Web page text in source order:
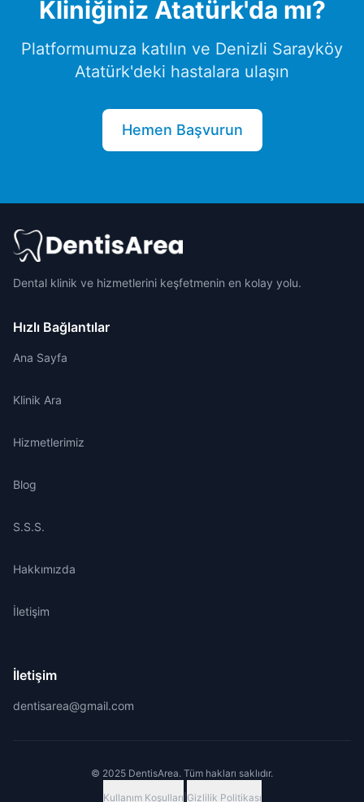
Kliniğiniz Atatürk'da mı?
Platformumuza katılın ve Denizli Sarayköy
Atatürk'deki hastalara ulaşın
Hemen Başvurun
Dental klinik ve hizmetlerini keşfetmenin en kolay yolu.
Hızlı Bağlantılar
Ana Sayfa
Klinik Ara
Hizmetlerimiz
Blog
S.S.S.
Hakkımızda
İletişim
İletişim
dentisarea@gmail.com
© 2025 DentisArea. Tüm hakları saklıdır.
Kullanım Koşulları Gizlilik Politikası